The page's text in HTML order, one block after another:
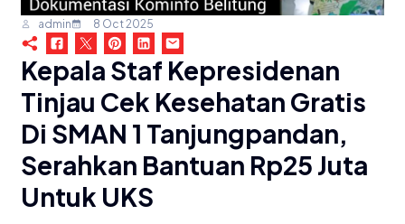
admin 8 Oct 2025
Kepala Staf Kepresidenan
Tinjau Cek Kesehatan Gratis
Di SMAN 1 Tanjungpandan,
Serahkan Bantuan Rp25 Juta
Untuk UKS